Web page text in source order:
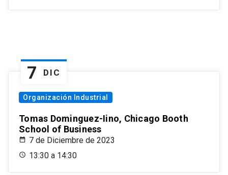
7 DIC
Organización Industrial
Tomas Dominguez-Iino, Chicago Booth
School of Business
7 de Diciembre de 2023
13:30 a 14:30